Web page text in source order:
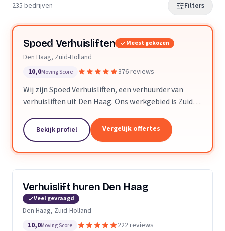
235 bedrijven Filters
Spoed Verhuisliften Meest gekozen
Den Haag, Zuid-Holland
10,0Moving Score 376 reviews
Wij zijn Spoed Verhuisliften, een verhuurder van
verhuisliften uit Den Haag. Ons werkgebied is Zuid-
Bekijk profiel Vergelijk offertes
Verhuislift huren Den Haag
Veel gevraagd
Den Haag, Zuid-Holland
10,0Moving Score 222 reviews